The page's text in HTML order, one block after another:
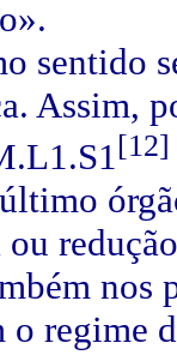
sentido
Assim,
[12]
ou
nos
regime